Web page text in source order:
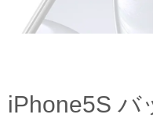
iPhone5S バ